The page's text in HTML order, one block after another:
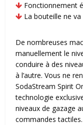
Fonctionnement
La bouteille ne
De nombreuses
manuellement le
conduire à des
à l’autre. Vous ne
SodaStream Spirit
technologie
niveaux de gazage
commandes tactiles.